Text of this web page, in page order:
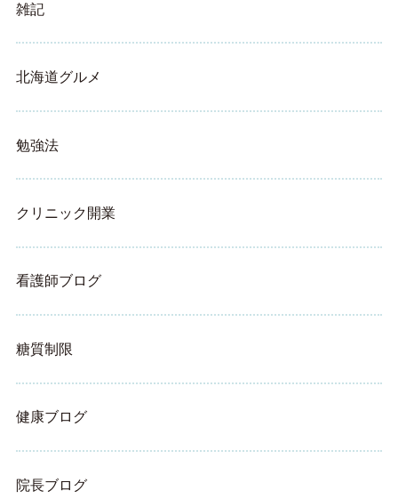
雑記
北海道グルメ
勉強法
クリニック開業
看護師ブログ
糖質制限
健康ブログ
院長ブログ